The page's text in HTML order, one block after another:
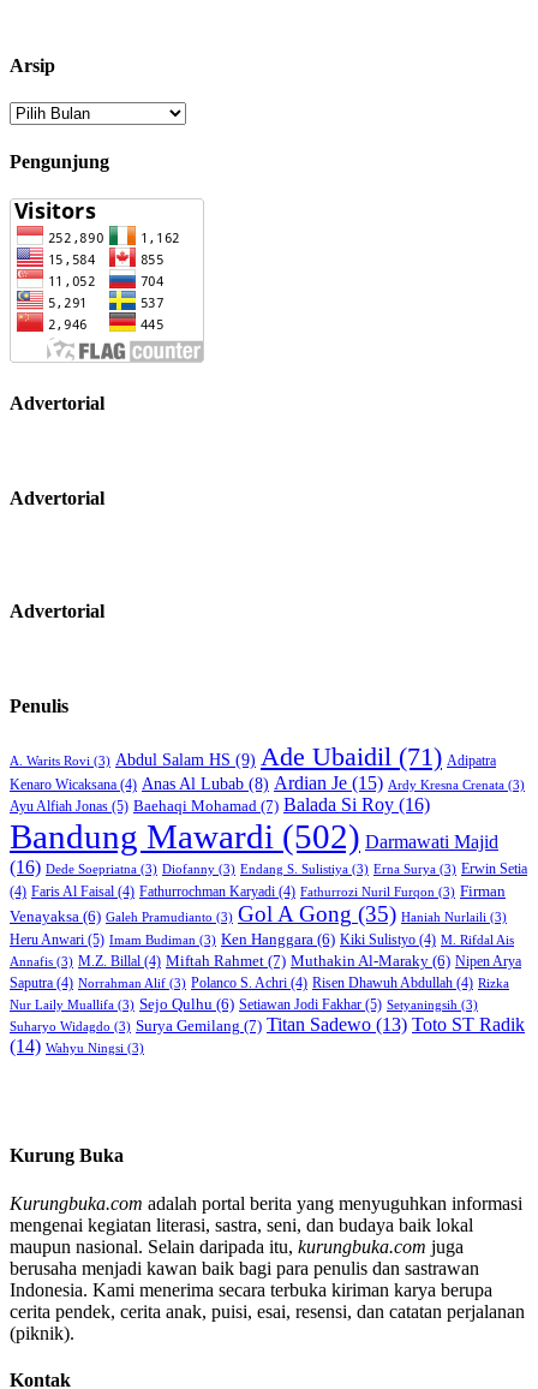
Arsip
Arsip
Pengunjung
Advertorial
Advertorial
Advertorial
Penulis
A. Warits Rovi (3) Abdul Salam HS (9) Ade Ubaidil (71) Adipatra
Kenaro Wicaksana (4) Anas Al Lubab (8) Ardian Je (15) Ardy Kresna Crenata (3)
Ayu Alfiah Jonas (5) Baehaqi Mohamad (7) Balada Si Roy (16)
Bandung Mawardi (502) Darmawati Majid
(16) Dede Soepriatna (3) Diofanny (3) Endang S. Sulistiya (3) Erna Surya (3) Erwin Setia
(4) Faris Al Faisal (4) Fathurrochman Karyadi (4) Fathurrozi Nuril Furqon (3) Firman
Venayaksa (6) Galeh Pramudianto (3) Gol A Gong (35) Haniah Nurlaili (3)
Heru Anwari (5) Imam Budiman (3) Ken Hanggara (6) Kiki Sulistyo (4) M. Rifdal Ais
Annafis (3) M.Z. Billal (4) Miftah Rahmet (7) Muthakin Al-Maraky (6) Nipen Arya
Saputra (4) Norrahman Alif (3) Polanco S. Achri (4) Risen Dhawuh Abdullah (4) Rizka
Nur Laily Muallifa (3) Sejo Qulhu (6) Setiawan Jodi Fakhar (5) Setyaningsih (3)
Suharyo Widagdo (3) Surya Gemilang (7) Titan Sadewo (13) Toto ST Radik
(14) Wahyu Ningsi (3)
Kurung Buka
Kurungbuka.com adalah portal berita yang menyuguhkan informasi
mengenai kegiatan literasi, sastra, seni, dan budaya baik lokal
maupun nasional. Selain daripada itu, kurungbuka.com juga
berusaha menjadi kawan baik bagi para penulis dan sastrawan
Indonesia. Kami menerima secara terbuka kiriman karya berupa
cerita pendek, cerita anak, puisi, esai, resensi, dan catatan perjalanan
(piknik).
Kontak